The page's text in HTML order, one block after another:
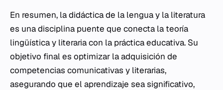
En resumen, la didáctica de la lengua y la literatura
es una disciplina puente que conecta la teoría
lingüística y literaria con la práctica educativa. Su
objetivo final es optimizar la adquisición de
competencias comunicativas y literarias,
asegurando que el aprendizaje sea significativo,